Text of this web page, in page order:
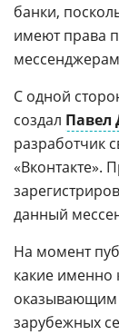
банки,
имеют права
С одной
создал Павел
разработчик
«Вконтакте».
данный
На момент
какие именно
оказывающим
зарубежных